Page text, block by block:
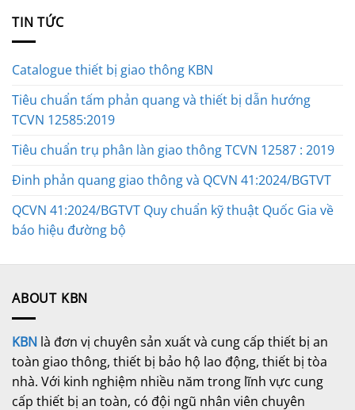
TIN TỨC
Catalogue thiết bị giao thông KBN
Tiêu chuẩn tấm phản quang và thiết bị dẫn hướng
TCVN 12585:2019
Tiêu chuẩn trụ phân làn giao thông TCVN 12587 : 2019
Đinh phản quang giao thông và QCVN 41:2024/BGTVT
QCVN 41:2024/BGTVT Quy chuẩn kỹ thuật Quốc Gia về
báo hiệu đường bộ
ABOUT KBN
KBN là đơn vị chuyên sản xuất và cung cấp thiết bị an
toàn giao thông, thiết bị bảo hộ lao động, thiết bị tòa
nhà. Với kinh nghiệm nhiều năm trong lĩnh vực cung
cấp thiết bị an toàn, có đội ngũ nhân viên chuyên